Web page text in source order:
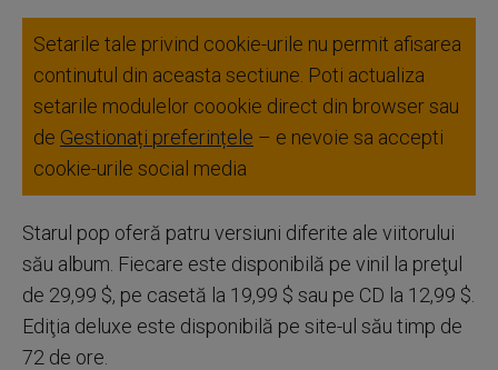
Setarile tale privind cookie-urile nu permit afisarea
continutul din aceasta sectiune. Poti actualiza
setarile modulelor coookie direct din browser sau
de Gestionați preferințele – e nevoie sa accepti
cookie-urile social media
Starul pop oferă patru versiuni diferite ale viitorului
său album. Fiecare este disponibilă pe vinil la preţul
de 29,99 $, pe casetă la 19,99 $ sau pe CD la 12,99 $.
Ediţia deluxe este disponibilă pe site-ul său timp de
72 de ore.